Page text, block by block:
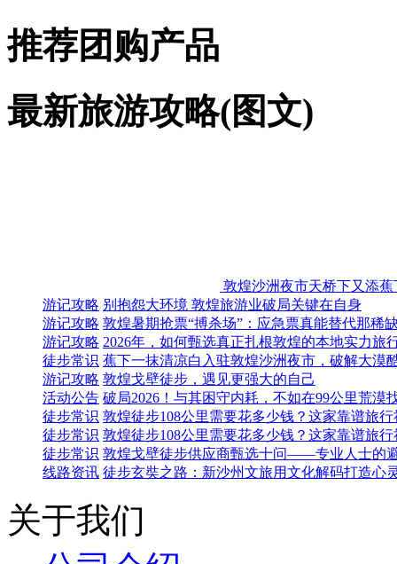
推荐团购产品
最新旅游攻略(图文)
敦煌沙洲夜市天桥下又添
游记攻略 别抱怨大环境 敦煌旅游业破局关键在自身
游记攻略 敦煌暑期抢票“搏杀场”：应急票真能替代那稀
游记攻略 2026年，如何甄选真正扎根敦煌的本地实力旅
徒步常识 蕉下一抹清凉白入驻敦煌沙洲夜市，破解大漠
游记攻略 敦煌戈壁徒步，遇见更强大的自己
活动公告 破局2026！与其困守内耗，不如在99公里荒漠
徒步常识 敦煌徒步108公里需要花多少钱？这家靠谱旅
徒步常识 敦煌徒步108公里需要花多少钱？这家靠谱旅
徒步常识 敦煌戈壁徒步供应商甄选十问——专业人士的
线路资讯 徒步玄奘之路：新沙州文旅用文化解码打造心
关于我们